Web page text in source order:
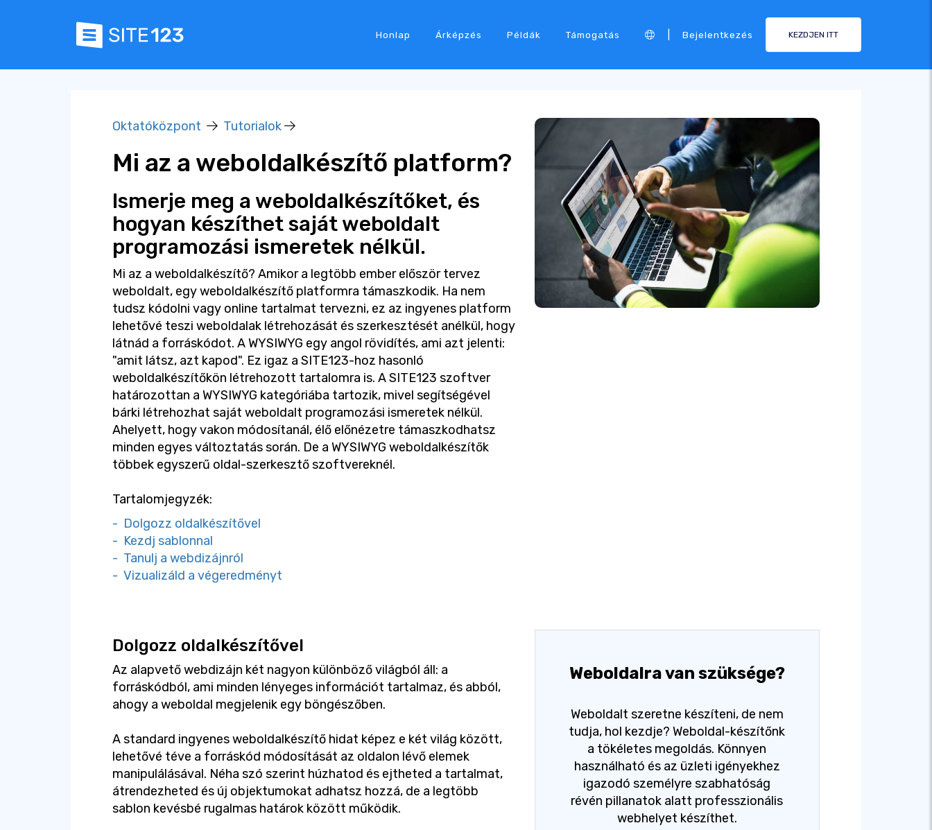
Honlap Árképzés Példák Támogatás Bejelentkezés KEZDJEN ITT
Oktatóközpont Tutorialok
Mi az a weboldalkészítő platform?
Ismerje meg a weboldalkészítőket, és
hogyan készíthet saját weboldalt
programozási ismeretek nélkül.
Mi az a weboldalkészítő? Amikor a legtöbb ember először tervez
weboldalt, egy weboldalkészítő platformra támaszkodik. Ha nem
tudsz kódolni vagy online tartalmat tervezni, ez az ingyenes platform
lehetővé teszi weboldalak létrehozását és szerkesztését anélkül, hogy
látnád a forráskódot. A WYSIWYG egy angol rövidítés, ami azt jelenti:
"amit látsz, azt kapod". Ez igaz a SITE123-hoz hasonló
weboldalkészítőkön létrehozott tartalomra is. A SITE123 szoftver
határozottan a WYSIWYG kategóriába tartozik, mivel segítségével
bárki létrehozhat saját weboldalt programozási ismeretek nélkül.
Ahelyett, hogy vakon módosítanál, élő előnézetre támaszkodhatsz
minden egyes változtatás során. De a WYSIWYG weboldalkészítők
többek egyszerű oldal-szerkesztő szoftvereknél.
Tartalomjegyzék:
- Dolgozz oldalkészítővel
- Kezdj sablonnal
- Tanulj a webdizájnról
- Vizualizáld a végeredményt
Dolgozz oldalkészítővel
Az alapvető webdizájn két nagyon különböző világból áll: a
forráskódból, ami minden lényeges információt tartalmaz, és abból,
ahogy a weboldal megjelenik egy böngészőben.
A standard ingyenes weboldalkészítő hidat képez e két világ között,
lehetővé téve a forráskód módosítását az oldalon lévő elemek
manipulálásával. Néha szó szerint húzhatod és ejtheted a tartalmat,
átrendezheted és új objektumokat adhatsz hozzá, de a legtöbb
sablon kevésbé rugalmas határok között működik.
Weboldalra van szüksége?
Weboldalt szeretne készíteni, de nem
tudja, hol kezdje? Weboldal-készítőnk
a tökéletes megoldás. Könnyen
használható és az üzleti igényekhez
igazodó személyre szabhatóság
révén pillanatok alatt professzionális
webhelyet készíthet.